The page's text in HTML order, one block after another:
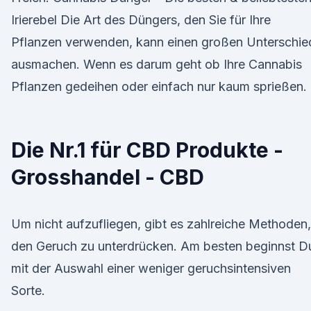
Irierebel Die Art des Düngers, den Sie für Ihre
Pflanzen verwenden, kann einen großen
ausmachen. Wenn es darum geht ob Ihre Cannabis
Pflanzen gedeihen oder einfach nur kaum sprießen.
Die Nr.1 für CBD Produkte -
Grosshandel - CBD
Um nicht aufzufliegen, gibt es zahlreiche Methoden,
den Geruch zu unterdrücken. Am besten beginnst
mit der Auswahl einer weniger geruchsintensiven
Sorte.